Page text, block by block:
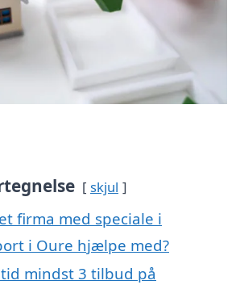
skjul
firma med speciale i
i Oure hjælpe med?
mindst 3 tilbud på